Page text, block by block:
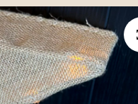
Pintxos
Piparras
Piparra de temporada
Km 0
Packs de regalo